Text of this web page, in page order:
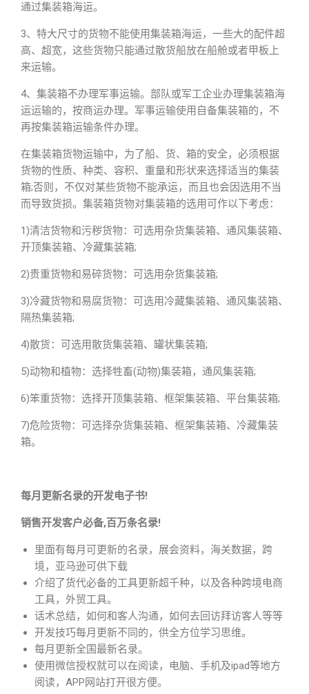
通过集装箱海运。
3、特大尺寸的货物不能使用集装箱海运，一些大的配件超
高、超宽，这些货物只能通过散货船放在船舱或者甲板上
来运输。
4、集装箱不办理军事运输。部队或军工企业办理集装箱海
运运输的，按商运办理。军事运输使用自备集装箱的，不
再按集装箱运输条件办理。
在集装箱货物运输中，为了船、货、箱的安全，必须根据
货物的性质、种类、容积、重量和形状来选择适当的集装
箱;否则，不仅对某些货物不能承运，而且也会因选用不当
而导致货损。集装箱货物对集装箱的选用可作以下考虑：
1)清洁货物和污秽货物：可选用杂货集装箱、通风集装箱、
开顶集装箱、冷藏集装箱;
2)贵重货物和易碎货物：可选用杂货集装箱;
3)冷藏货物和易腐货物：可选用冷藏集装箱、通风集装箱、
隔热集装箱;
4)散货：可选用散货集装箱、罐状集装箱;
5)动物和植物：选择牲畜(动物)集装箱，通风集装箱;
6)笨重货物：选择开顶集装箱、框架集装箱、平台集装箱;
7)危险货物：可选择杂货集装箱、框架集装箱、冷藏集装
箱。
每月更新名录的开发电子书!
销售开发客户必备,百万条名录!
里面有每月可更新的名录，展会资料，海关数据，跨
境，亚马逊可供下载
介绍了货代必备的工具更新超千种，以及各种跨境电商
工具，外贸工具。
话术总结，如何和客人沟通，如何去回访拜访客人等等
开发技巧每月更新不同的，供全方位学习思维。
每月更新全国最新名录。
使用微信授权就可以在阅读，电脑、手机及ipad等地方
阅读，APP网站打开很方便。